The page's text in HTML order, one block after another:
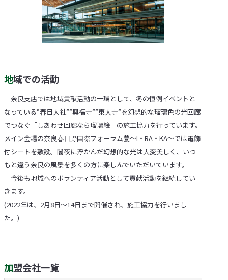
地域での活動
奈良支店では地域貢献活動の一環として、冬の恒例イベントと
なっている”春日大社””興福寺””東大寺”を幻想的な瑠璃色の光回廊
でつなぐ「しあわせ回廊なら瑠璃絵」の施工協力を行っています。
メイン会場の奈良春日野国際フォーラム甍〜I・RA・KA〜では電飾
付シートを敷設。闇夜に浮かんだ幻想的な光は大変美しく、いつ
もと違う奈良の風景を多くの方に楽しんでいただいています。
今後も地域へのボランティア活動として貢献活動を継続してい
きます。
(2022年は、2月8日〜14日まで開催され、施工協力を行いまし
た。)
加盟会社一覧